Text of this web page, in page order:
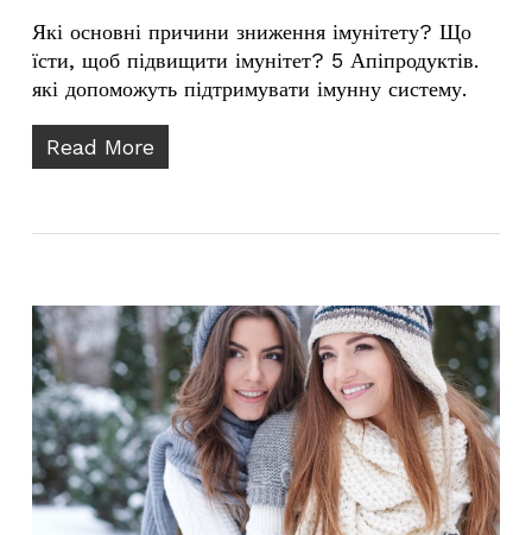
Які основні причини зниження імунітету? Що
їсти, щоб підвищити імунітет? 5 Апіпродуктів.
які допоможуть підтримувати імунну систему.
Read More